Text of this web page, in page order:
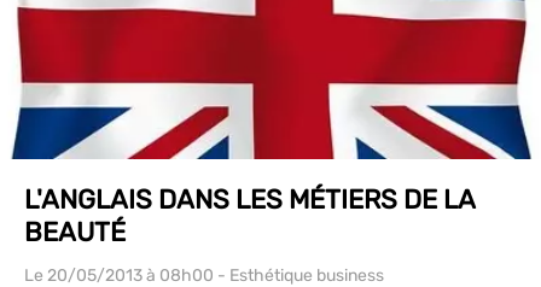
L'ANGLAIS DANS LES MÉTIERS DE LA
BEAUTÉ
Le 20/05/2013à 08h00 - Esthétique business